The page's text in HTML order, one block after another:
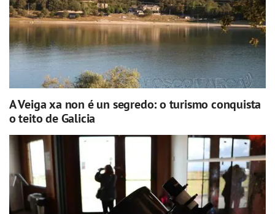
A Veiga xa non é un segredo: o turismo conquista
o teito de Galicia